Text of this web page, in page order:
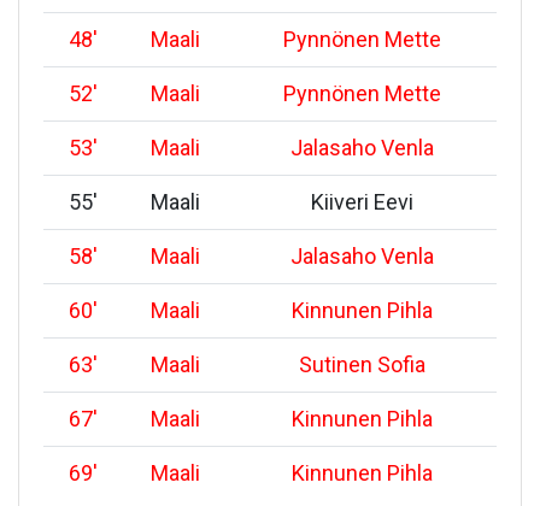
48' Maali Pynnönen Mette
52' Maali Pynnönen Mette
53' Maali Jalasaho Venla
55' Maali Kiiveri Eevi
58' Maali Jalasaho Venla
60' Maali Kinnunen Pihla
63' Maali Sutinen Sofia
67' Maali Kinnunen Pihla
69' Maali Kinnunen Pihla